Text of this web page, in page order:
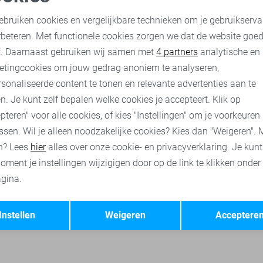
35,00
49,99
Cast Iron polo`s Cast Iron truien Cast Iron jassen Cast
cookies
cookies Marketing cookies
Terug Opslaan
cookies en vergelijkbare technieken om je
Met functionele cookies zorgen we dat de website goed
Daarnaast gebruiken wij samen met 4 partners analytische en
om jouw gedrag anoniem te analyseren,
content te tonen en relevante advertenties aan te
Je kunt zelf bepalen welke cookies je accepteert. Klik op
voor alle cookies, of kies "Instellingen" om je voorkeuren
Wil je alleen noodzakelijke cookies? Kies dan "Weigeren".
Lees hieralles over onze cookie- en privacyverklaring. Je
je instellingen wijzigigen door op de link te klikken onder
Weigeren